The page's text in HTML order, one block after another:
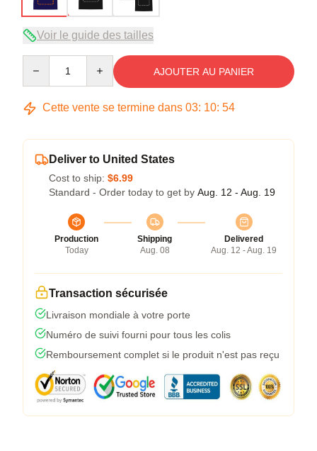
Voir le guide des tailles
AJOUTER AU PANIER
Cette vente se termine dans 03: 10: 54
Deliver to United States
Cost to ship: $6.99
Standard - Order today to get by Aug. 12 - Aug. 19
Production
Today
Shipping
Aug. 08
Delivered
Aug. 12 - Aug. 19
Transaction sécurisée
Livraison mondiale à votre porte
Numéro de suivi fourni pour tous les colis
Remboursement complet si le produit n'est pas reçu